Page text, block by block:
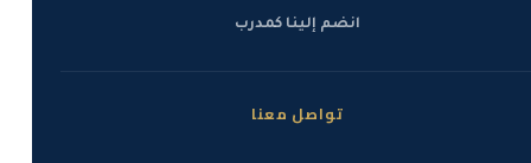
انضم إلينا كمدرب
تواصل معنا